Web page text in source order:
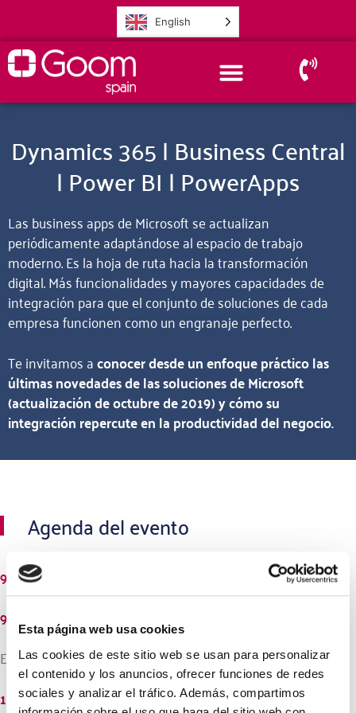
Esta página web usa cookies
Las cookies de este sitio web se usan para personalizar
el contenido y los anuncios, ofrecer funciones de redes
sociales y analizar el tráfico. Además, compartimos
English
Dynamics 365 | Business Central
| Power BI | PowerApps
Lasbusiness apps de Microsoftse actualizan
periódicamente adaptándose al espacio de trabajo
moderno. Es la hoja de ruta hacia la transformación
digital. Más funcionalidades y mayores capacidades de
integración para que el conjunto de soluciones de cada
empresa funcionen como un engranaje perfecto.
Te invitamos aconocer desde un enfoque práctico las
últimas novedades de las soluciones de Microsoft
(actualización de octubre de 2019) y cómo su
integración repercute en la productividad del negocio.
Agenda del evento
9:30Bienvenida y registro asistentes.
9:45
¿Cómo digitalizar tu empresa con Microsoft?
Esther Alonso – Business Applications Manager
10:00Casos Prácticos de Clientes de Goom.